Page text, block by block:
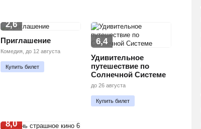
2,6
Приглашение
Комедия, до 12 августа
Купить билет
6,4
Удивительное
путешествие по
Солнечной Системе
до 26 августа
Купить билет
8,0